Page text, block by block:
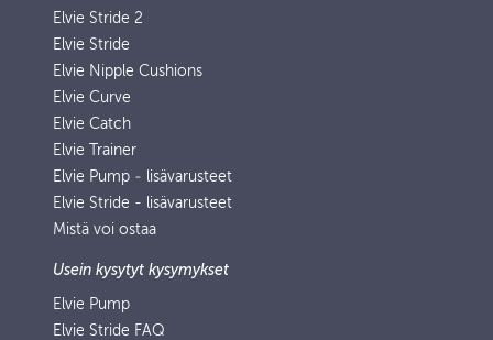
Elvie Stride 2
Elvie Stride
Elvie Nipple Cushions
Elvie Curve
Elvie Catch
Elvie Trainer
Elvie Pump ‑ lisävarusteet
Elvie Stride - lisävarusteet
Mistä voi ostaa
Usein kysytyt kysymykset
Elvie Pump
Elvie Stride FAQ